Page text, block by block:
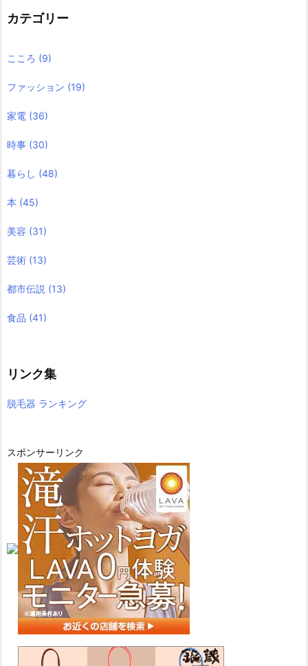
カテゴリー
こころ (9)
ファッション (19)
家電 (36)
時事 (30)
暮らし (48)
本 (45)
美容 (31)
芸術 (13)
都市伝説 (13)
食品 (41)
リンク集
脱毛器 ランキング
スポンサーリンク